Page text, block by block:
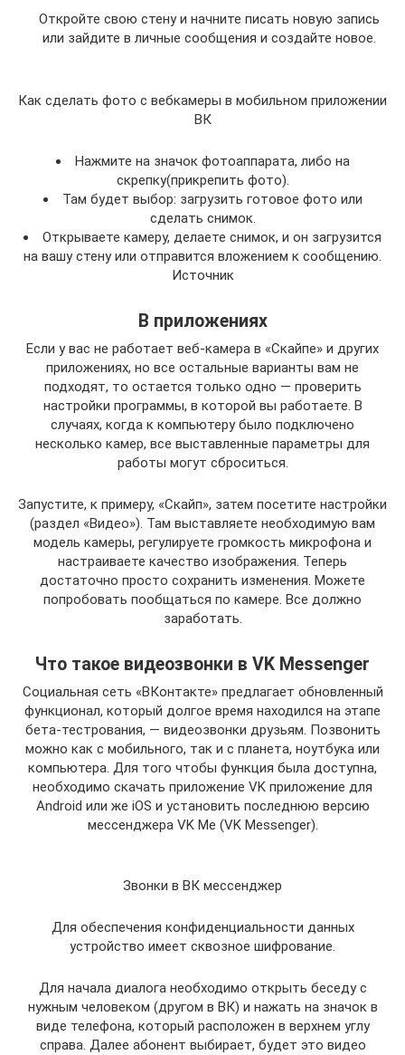
Откройте свою стену и начните писать новую запись
или зайдите в личные сообщения и создайте новое.
Как сделать фото с вебкамеры в мобильном приложении
ВК
Нажмите на значок фотоаппарата, либо на
скрепку(прикрепить фото).
Там будет выбор: загрузить готовое фото или
сделать снимок.
Открываете камеру, делаете снимок, и он загрузится
на вашу стену или отправится вложением к сообщению.
Источник
В приложениях
Если у вас не работает веб-камера в «Скайпе» и других
приложениях, но все остальные варианты вам не
подходят, то остается только одно — проверить
настройки программы, в которой вы работаете. В
случаях, когда к компьютеру было подключено
несколько камер, все выставленные параметры для
работы могут сброситься.
Запустите, к примеру, «Скайп», затем посетите настройки
(раздел «Видео»). Там выставляете необходимую вам
модель камеры, регулируете громкость микрофона и
настраиваете качество изображения. Теперь
достаточно просто сохранить изменения. Можете
попробовать пообщаться по камере. Все должно
заработать.
Что такое видеозвонки в VK Messenger
Социальная сеть «ВКонтакте» предлагает обновленный
функционал, который долгое время находился на этапе
бета-тестрования, — видеозвонки друзьям. Позвонить
можно как с мобильного, так и с планета, ноутбука или
компьютера. Для того чтобы функция была доступна,
необходимо скачать приложение VK приложение для
Android или же iOS и установить последнюю версию
мессенджера VK Me (VK Messenger).
Звонки в ВК мессенджер
Для обеспечения конфиденциальности данных
устройство имеет сквозное шифрование.
Для начала диалога необходимо открыть беседу с
нужным человеком (другом в ВК) и нажать на значок в
виде телефона, который расположен в верхнем углу
справа. Далее абонент выбирает, будет это видео